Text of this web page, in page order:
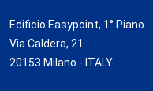
Edificio Easypoint, 1° Piano
Via Caldera, 21
20153 Milano - ITALY